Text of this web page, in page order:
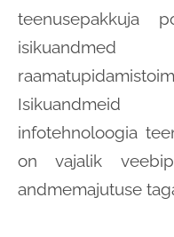
teenusepakkuja
isikuandmed
Isikuandmeid
infotehnoloogia
on vajalik
andmemajutuse